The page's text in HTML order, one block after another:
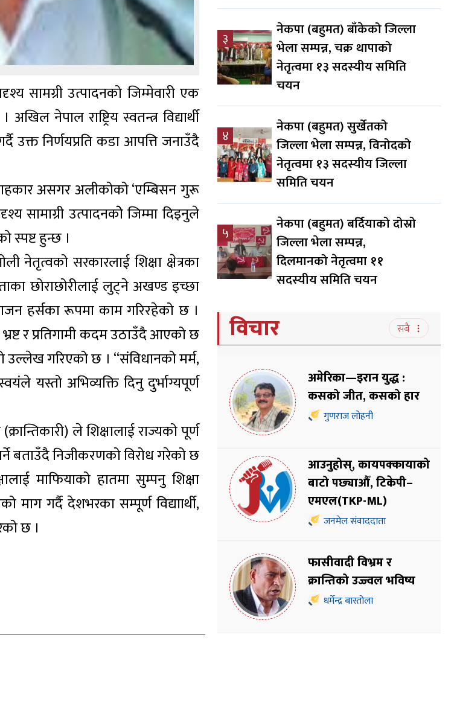
सामग्री उत्पादनको जिम्मेवारी एक
नेपाल राष्ट्रिय स्वतन्त्र विद्यार्थी
उक्त निर्णयप्रति कडा आपत्ति जनाउँदै
असगर अलीकोको ‘एम्बिसन गुरू
सामाग्री उत्पादनकोे जिम्मा दिइनुले
स्पष्ट हुन्छ ।
नेतृत्वको सरकारलाई शिक्षा क्षेत्रका
छोराछोरीलाई लुट्ने अखण्ड इच्छा
हर्सका रूपमा काम गरिरहेको छ ।
र प्रतिगामी कदम उठाउँदै आएको छ
उल्लेख गरिएको छ । “संविधानको मर्म,
यस्तो अभिव्यक्ति दिनु दुर्भाग्यपूर्ण
ले शिक्षालाई राज्यको पूर्ण
बताउँदै निजीकरणको विरोध गरेको छ
माफियाको हातमा सुम्पनु शिक्षा
माग गर्दै देशभरका सम्पूर्ण विद्याार्थी,
छ ।
३
नेकपा (बहुमत) बाँकेको जिल्ला
भेला सम्पन्न, चक्र थापाको
नेतृत्वमा १३ सदस्यीय समिति
चयन
४
नेकपा (बहुमत) सुर्खेतको
जिल्ला भेला सम्पन्न, विनोदको
नेतृत्वमा १३ सदस्यीय जिल्ला
समिति चयन
५
नेकपा (बहुमत) बर्दियाको दोस्रो
जिल्ला भेला सम्पन्न,
दिलमानको नेतृत्वमा ११
सदस्यीय समिति चयन
विचार सबै
अमेरिका—इरान युद्ध :
कसको जीत, कसको हार
गुणराज लोहनी
आउनुहोस्, कायपक्कायाको
बाटो पछ्याऔँ, टिकेपी–
एमएल(TKP-ML)
जनमेल संवाददाता
फासीवादी विभ्रम र
क्रान्तिको उज्ज्वल भविष्य
धर्मेन्द्र बास्तोला